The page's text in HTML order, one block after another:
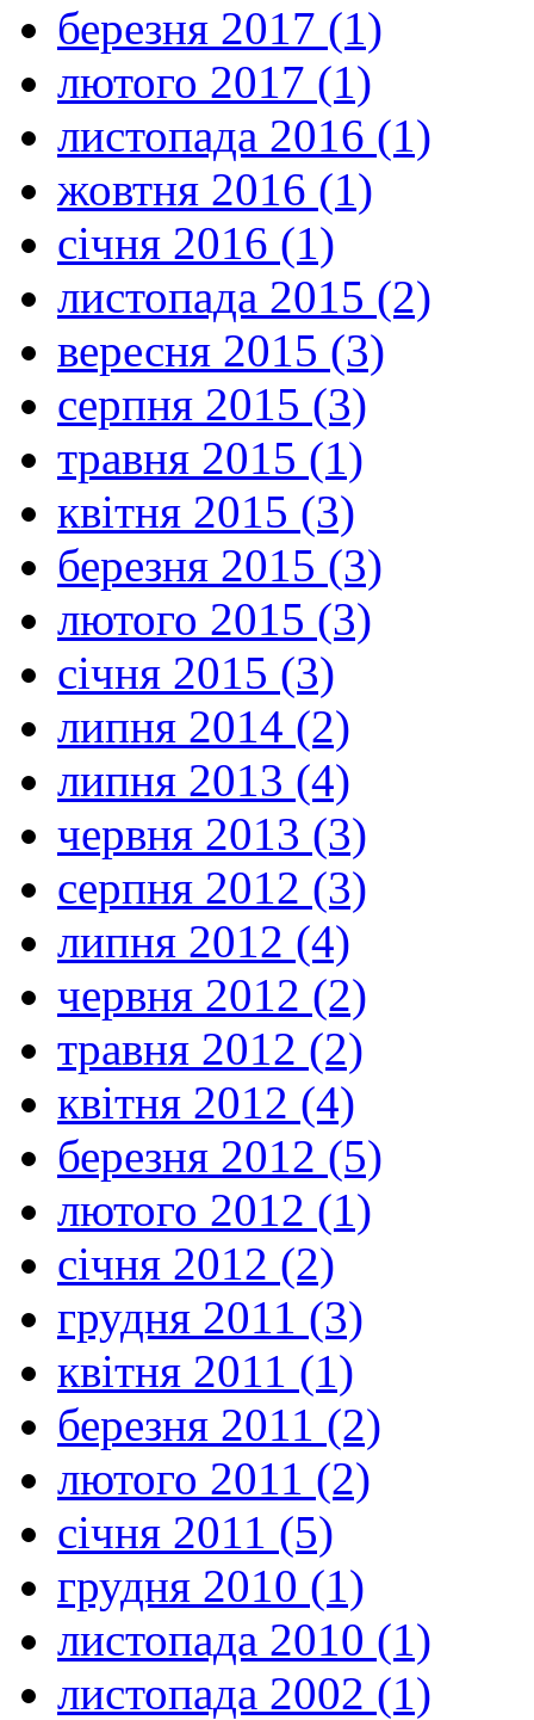
березня 2017 (1)
лютого 2017 (1)
листопада 2016 (1)
жовтня 2016 (1)
січня 2016 (1)
листопада 2015 (2)
вересня 2015 (3)
серпня 2015 (3)
травня 2015 (1)
квітня 2015 (3)
березня 2015 (3)
лютого 2015 (3)
січня 2015 (3)
липня 2014 (2)
липня 2013 (4)
червня 2013 (3)
серпня 2012 (3)
липня 2012 (4)
червня 2012 (2)
травня 2012 (2)
квітня 2012 (4)
березня 2012 (5)
лютого 2012 (1)
січня 2012 (2)
грудня 2011 (3)
квітня 2011 (1)
березня 2011 (2)
лютого 2011 (2)
січня 2011 (5)
грудня 2010 (1)
листопада 2010 (1)
листопада 2002 (1)